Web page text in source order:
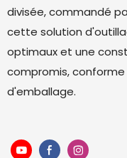
divisée, commandé
cette solution
optimaux et une
compromis,
d'emballage.